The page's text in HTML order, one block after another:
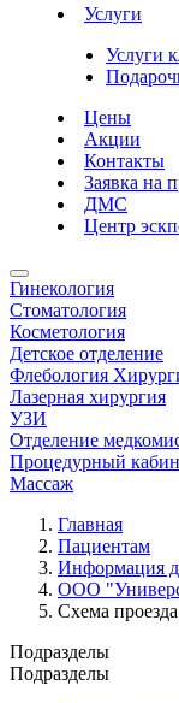
Услуги
Услуги
Цены
Акции
Контакты
Заявка на
ДМС
Центр
Гинекология
Стоматология
Косметология
Детское отделение
Флебология
Лазерная хирургия
УЗИ
Отделение
Процедурный
Массаж
Главная
Пациентам
Информация
ООО
Схема проезда
Подразделы
Подразделы